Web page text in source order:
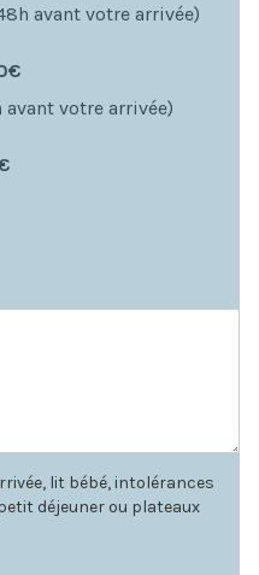
avant votre arrivée)
votre arrivée)
lit bébé, intolérances
déjeuner ou plateaux